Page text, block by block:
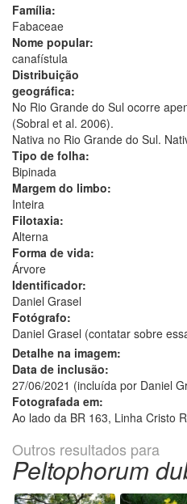
Família:
Fabaceae
Nome popular:
canafístula
Distribuição
geográfica:
No Rio Grande do Sul ocorre
(Sobral et al. 2006).
Nativa no Rio Grande do Sul.
Tipo de folha:
Bipinada
Margem do limbo:
Inteira
Filotaxia:
Alterna
Forma de vida:
Árvore
Identificador:
Daniel Grasel
Fotógrafo:
Daniel Grasel (contatar sobre
Detalhe na imagem:
Data de inclusão:
27/06/2021 (incluída por Daniel
Fotografada em:
Ao lado da BR 163, Linha Cristo
Outros resultados para
Peltophorum